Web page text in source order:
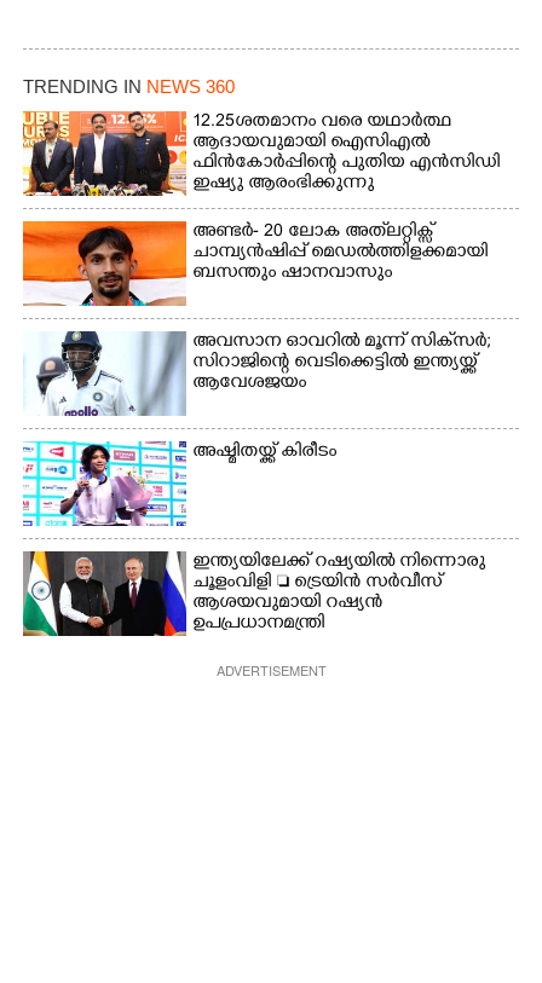
TRENDING IN NEWS 360
12.25ശതമാനം വരെ യഥാർത്ഥ
ആദായവുമായി ഐസിഎൽ
ഫിൻകോർപ്പിന്റെ പുതിയ എൻസിഡി
ഇഷ്യു ആരംഭിക്കുന്നു
അണ്ടർ- 20 ലോക അത്‌ലറ്റിക്സ്
ചാമ്പ്യൻഷിപ്പ് മെഡൽത്തിളക്കമായി
ബസന്തും ഷാനവാസും
അവസാന ഓവറിൽ മൂന്ന് സിക്‌സർ;
സിറാജിന്റെ വെടിക്കെട്ടിൽ ഇന്ത്യയ്ക്ക്
ആവേശജയം
അഷ്മിതയ്ക്ക് കിരീടം
ഇന്ത്യയിലേക്ക് റഷ്യയിൽ നിന്നൊരു
ചൂളംവിളി  ട്രെയിൻ സർവീസ്
ആശയവുമായി റഷ്യൻ
ഉപപ്രധാനമന്ത്രി
ADVERTISEMENT